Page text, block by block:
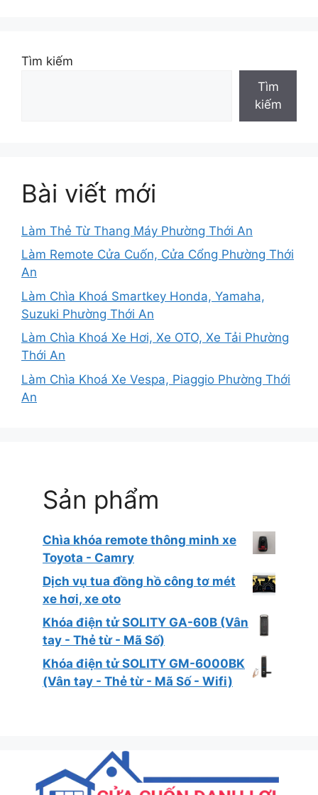
Tìm kiếm
Tìm
kiếm
Bài viết mới
Làm Thẻ Từ Thang Máy Phường Thới An
Làm Remote Cửa Cuốn, Cửa Cổng Phường Thới
An
Làm Chìa Khoá Smartkey Honda, Yamaha,
Suzuki Phường Thới An
Làm Chìa Khoá Xe Hơi, Xe OTO, Xe Tải Phường
Thới An
Làm Chìa Khoá Xe Vespa, Piaggio Phường Thới
An
Sản phẩm
Chìa khóa remote thông minh xe
Toyota - Camry
Dịch vụ tua đồng hồ công tơ mét
xe hơi, xe oto
Khóa điện tử SOLITY GA-60B (Vân
tay - Thẻ từ - Mã Số)
Khóa điện tử SOLITY GM-6000BK
(Vân tay - Thẻ từ - Mã Số - Wifi)